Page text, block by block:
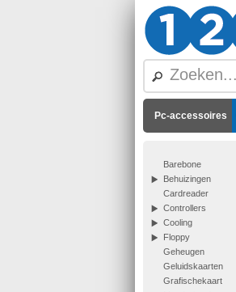
Pc-accessoires
Barebone
Behuizingen
Cardreader
Controllers
Cooling
Floppy
Geheugen
Geluidskaarten
Grafischekaart